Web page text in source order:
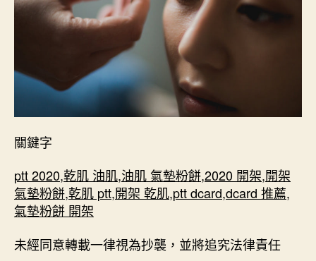
關鍵字
ptt 2020,乾肌 油肌,油肌 氣墊粉餅,2020 開架,開架
氣墊粉餅,乾肌 ptt,開架 乾肌,ptt dcard,dcard 推薦,
氣墊粉餅 開架
未經同意轉載一律視為抄襲，並將追究法律責任